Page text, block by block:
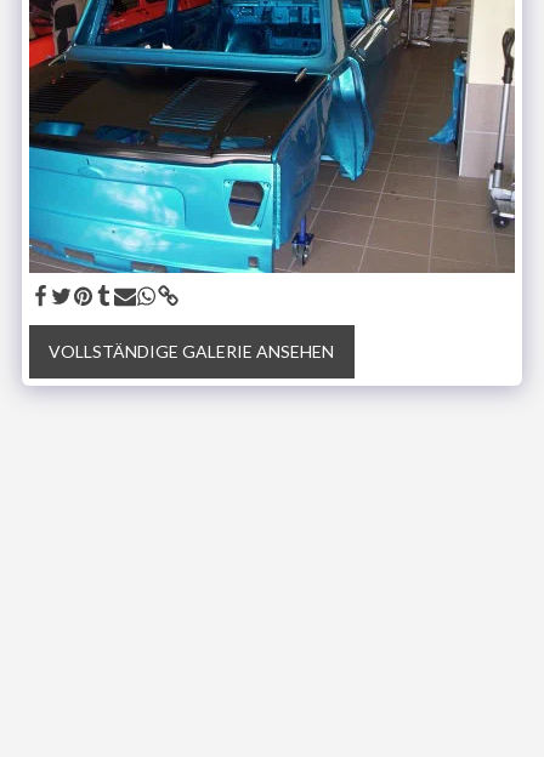
VOLLSTÄNDIGE GALERIE ANSEHEN